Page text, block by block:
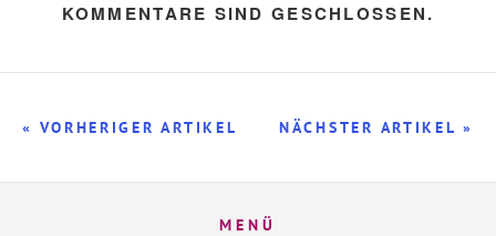
KOMMENTARE SIND GESCHLOSSEN.
NÄCHSTER ARTIKEL »
« VORHERIGER ARTIKEL
MENÜ